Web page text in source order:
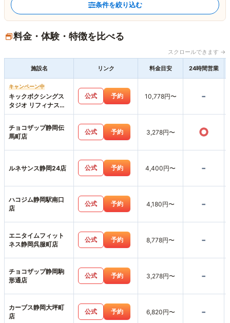
条件を絞り込む
料金・体験・特徴を比べる
スクロールできます →
施設名 リンク 料金目安 24時間営業
キャンペーン中
キックボクシングス
タジオ リフィナス静
岡店
公式 予約 10,778円〜 -
チョコザップ静岡伝
馬町店
公式 予約 3,278円〜 ○
ルネサンス静岡24店 公式 予約 4,400円〜 -
ハコジム静岡駅南口
店
公式 予約 4,180円〜 -
エニタイムフィット
ネス静岡呉服町店
公式 予約 8,778円〜 -
チョコザップ静岡駒
形通店
公式 予約 3,278円〜 -
カーブス静岡大坪町
店
公式 予約 6,820円〜 -